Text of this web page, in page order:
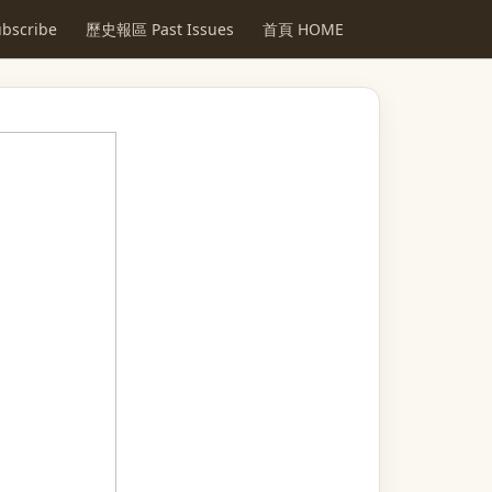
歷史報區 Past Issues 首頁 HOME